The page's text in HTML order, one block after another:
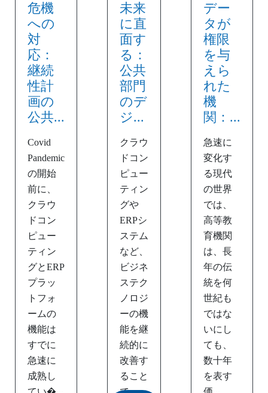
危機
への
対
応：
継続
性計
画の
公共...
Covid
Pandemic
の開始
前に、
クラウ
ドコン
ピュー
ティン
グとERP
プラッ
トフォ
ームの
機能は
すでに
急速に
成熟し
未来
に直
面す
る：
公共
部門
のデ
ジ...
クラウ
ドコン
ピュー
ティン
グや
ERPシ
ステム
など、
ビジネ
ステク
ノロジ
ーの機
能を継
続的に
改善す
ること
デー
タが
権限
を与
えら
れた
機
関：...
急速に
変化す
る現代
の世界
では、
高等教
育機関
は、長
年の伝
統を何
世紀も
ではな
いにし
ても、
数十年
を表す